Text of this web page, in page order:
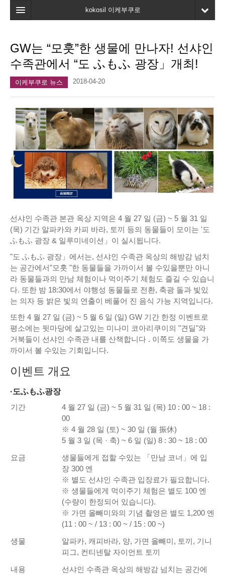
kokosil 이케부쿠로
지도
최신정보
마이페이지
즐겨찾기
GW는 “모훗”한 생물에 만나자! 선샤인
수족관에서 “도 ふもふ 광장」개최!
이케부쿠로 뉴스 2018-04-20
선샤인 수족관 본관 옥상 지역은 4 월 27 일 (금) ~ 5 월 31 일
(목) 기간 알파카와 카피 바라, 토끼 등의 동물들이 모이는 '도
ふもふ 광장 & 일루미네이션」이 실시됩니다.
"도 ふもふ 광장」에서는, 선샤인 수족관 옥상의 해방감 넘치
는 공간에서"모훗 "한 동물들을 가까이서 볼 수있을뿐만 아니
라 동물들과의 만남 체험이나 먹이주기 체험도 즐길 수 있습니
다. 또한 밤 18:30에서 야행성 동물들로 전환, 축광 돌과 빛있
는 의자 등 밝은 빛의 연출이 베풀어 진 음식 가능 지역입니다.
또한 4 월 27 일 (금) ~ 5 월 6 일 (일) GW 기간 한정 이벤트로
평소에는 뒷마당에 살고있는 미나미 코아리쿠이의 "견딜"와
거북들이 선샤인 수족관 내를 산책합니다 . 이쪽도 생물을 가
까이서 볼 수있는 기회입니다.
이벤트 개요
·도ふもふ광장
기간
4 월 27 일 (금) ~ 5 월 31 일 (목) 10 : 00 ~ 18 :
00
※ 4 월 28 일 (토) ~ 30 일 (월 振休)
5 월 3 일 (목 · 축) ~ 6 일 (일) 8 : 30 ~ 18 : 00
요금
생물들에게 접할 수있는 「만남 코너」에 입
장 300 엔
※ 별도 선샤인 수족관 입장료가 필요합니다.
※ 생물들에게 먹이주기 체험은 별도 100 엔
(수량이 한정되어 있습니다).
※ 가면 올빼미와의 기념 촬영은 별도 1,200 엔
(11 : 00 ~ / 13 : 00 ~ / 15 : 00 ~)
생물
알파카, 캐피바라, 양, 가면 올빼미, 토끼, 기니
피그, 컨티넨탈 자이언트 토끼
내용
선샤인 수족관 옥상의 해방감 넘치는 공간에